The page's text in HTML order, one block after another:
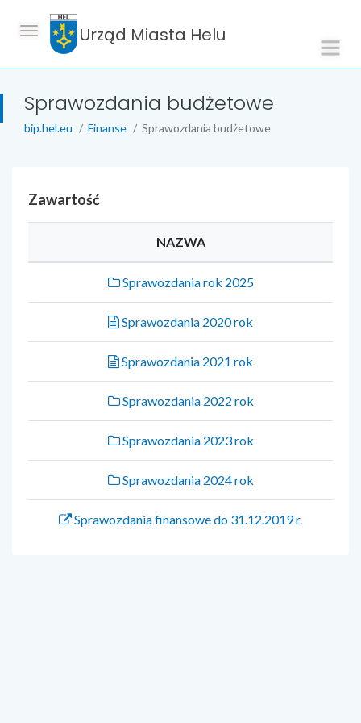
Urząd Miasta Helu
Sprawozdania budżetowe
bip.hel.eu Finanse Sprawozdania budżetowe
Zawartość
NAZWA
Sprawozdania rok 2025
Sprawozdania 2020 rok
Sprawozdania 2021 rok
Sprawozdania 2022 rok
Sprawozdania 2023 rok
Sprawozdania 2024 rok
Sprawozdania finansowe do 31.12.2019 r.